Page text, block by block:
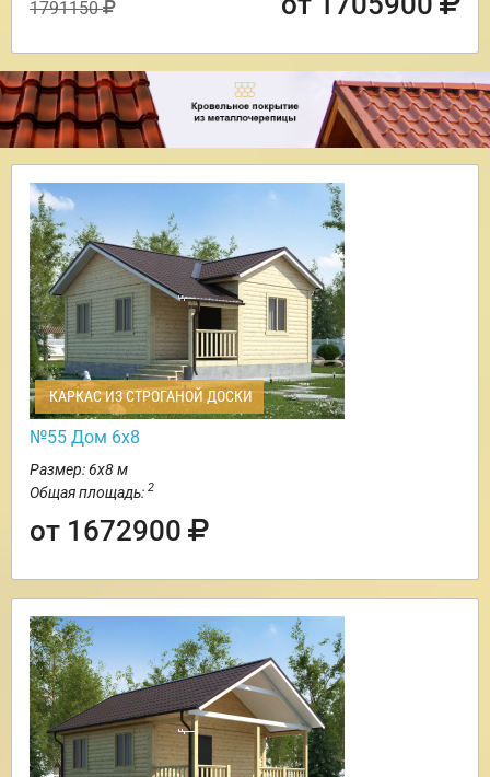
1791150
КАРКАС ИЗ СТРОГАНОЙ ДОСКИ
№55 Дом 6х8
Размер: 6х8 м
Общая площадь: 2
от 1672900